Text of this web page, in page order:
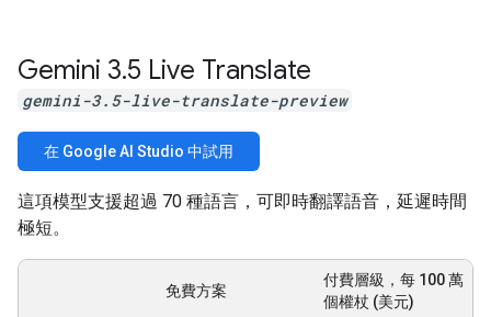
Gemini 3.5 Live Translate
gemini-3.5-live-translate-preview
在 Google AI Studio 中試用
這項模型支援超過 70 種語言，可即時翻譯語音，延遲時間
極短。
免費方案
付費層級，每 100 萬
個權杖 (美元)